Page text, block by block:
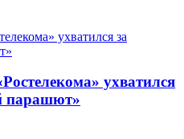
ухватился
парашют»